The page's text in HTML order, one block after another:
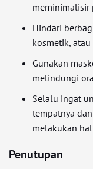
meminimalisir
Hindari
kosmetik,
Gunakan
melindungi
Selalu ingat
tempatnya
melakukan
Penutupan